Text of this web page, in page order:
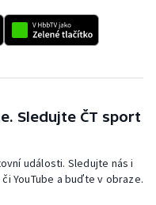
Sledujte ČT sport
události. Sledujte nás i
YouTube a buďte v obraze.